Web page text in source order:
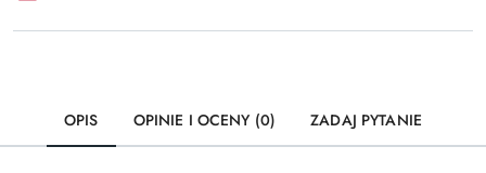
OPIS OPINIE I OCENY (0) ZADAJ PYTANIE